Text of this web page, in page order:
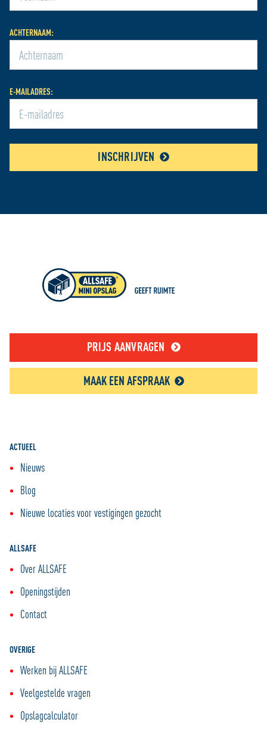
ACHTERNAAM:
E-MAILADRES:
INSCHRIJVEN
PRIJS AANVRAGEN
MAAK EEN AFSPRAAK
ACTUEEL
Nieuws
Blog
Nieuwe locaties voor vestigingen gezocht
ALLSAFE
Over ALLSAFE
Openingstijden
Contact
OVERIGE
Werken bij ALLSAFE
Veelgestelde vragen
Opslagcalculator